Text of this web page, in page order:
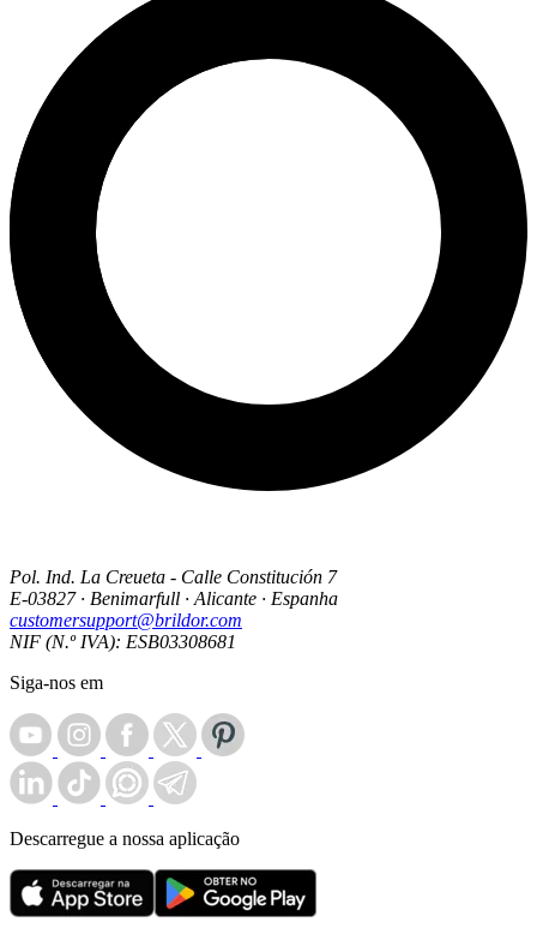
Pol. Ind. La Creueta - Calle Constitución 7
E-03827 · Benimarfull · Alicante · Espanha
customersupport@brildor.com
NIF (N.º IVA): ESB03308681
Siga-nos em
Descarregue a nossa aplicação